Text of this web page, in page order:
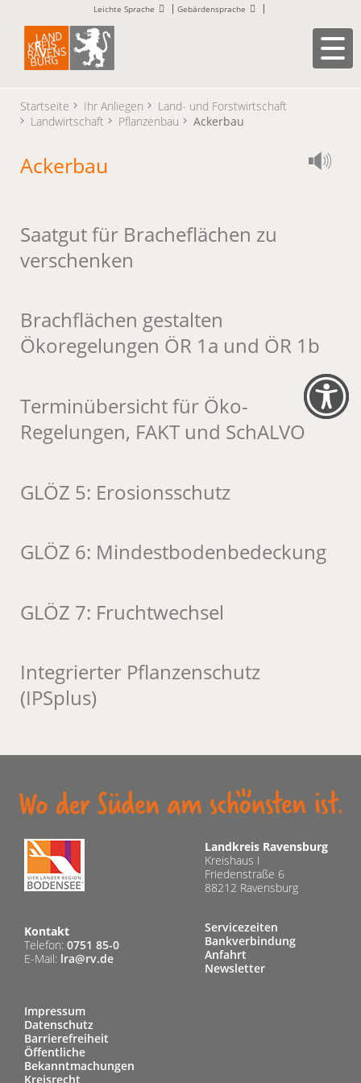
Leichte Sprache Gebärdensprache
Startseite Ihr Anliegen
Land- und Forstwirtschaft
Landwirtschaft
Pflanzenbau Ackerbau
Ackerbau
Saatgut für Bracheflächen zu
verschenken
Brachflächen gestalten
Ökoregelungen ÖR 1a und ÖR 1b
Terminübersicht für Öko-
Regelungen, FAKT und SchALVO
GLÖZ 5: Erosionsschutz
GLÖZ 6: Mindestbodenbedeckung
GLÖZ 7: Fruchtwechsel
Integrierter Pflanzenschutz
(IPSplus)
Landkreis Ravensburg
Kreishaus I
Friedenstraße 6
88212 Ravensburg
Kontakt
Telefon: 0751 85-0
E-Mail: lra@rv.de
Servicezeiten
Bankverbindung
Anfahrt
Newsletter
Impressum
Datenschutz
Barrierefreiheit
Öffentliche
Bekanntmachungen
Kreisrecht